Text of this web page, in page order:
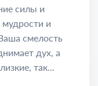
силы и
и
смелость
дух, а
так...